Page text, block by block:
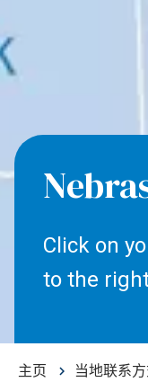
Click on
to the
主页 当地联系